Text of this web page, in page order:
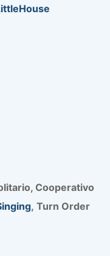
Cooperativo
, Turn Order